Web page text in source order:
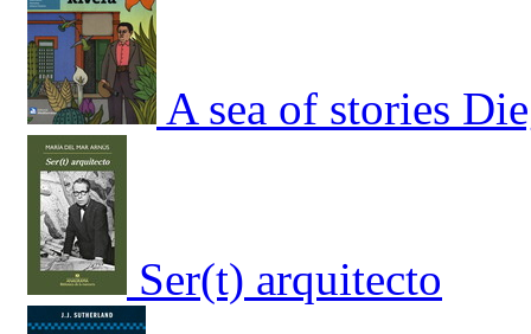
A sea of stories
Ser(t) arquitecto